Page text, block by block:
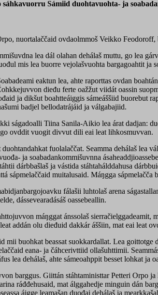
sáhkavuorru Sámiid duohtavuohta- ja
nuortalaččaid ovdaolmmoš Veikko
lea dál olahan dehálaš muttu, go lea
mis lea buorre vejolašvuohta bargagoahtit
eaktun lea, ahte raporttas ovdan
dieđu ferte oažžut viidát oassin
ja dikšut boahtteáiggis sámeáššiid
badjel bellodatrájáid ja válgabajiid.
ságadoalli Tiina Sanila-Aikio lea árat dadjan:
ovddit vuogit divvut dili eai leat lihkosmuvvan.
fuolalaččat. Seamma dehálaš lea
ja soabadankommišuvnna
dárbbašlaš ja vástida stáhtahálddahusa
sápmelaččaid muitalusaid. Máŋgga
fálašii luhtolaš arena
dássevearadásáš oassebeallin.
máŋggat ánssolaš
addán olu dieđuid dakkár áššiin, mat eai leat
mii buohkat beassat suokkardallat. Lea
eana- ja čáhcerivttiid ollašuhttimii.
lea dehálaš, ahte sámeoahppit besset lohkat ja
barggus. Giittán stáhtaministtar Petteri Orpo
ráđđehusaid, mat álggahedje minguin dán
áigge leamašan duođai dehálaš ja